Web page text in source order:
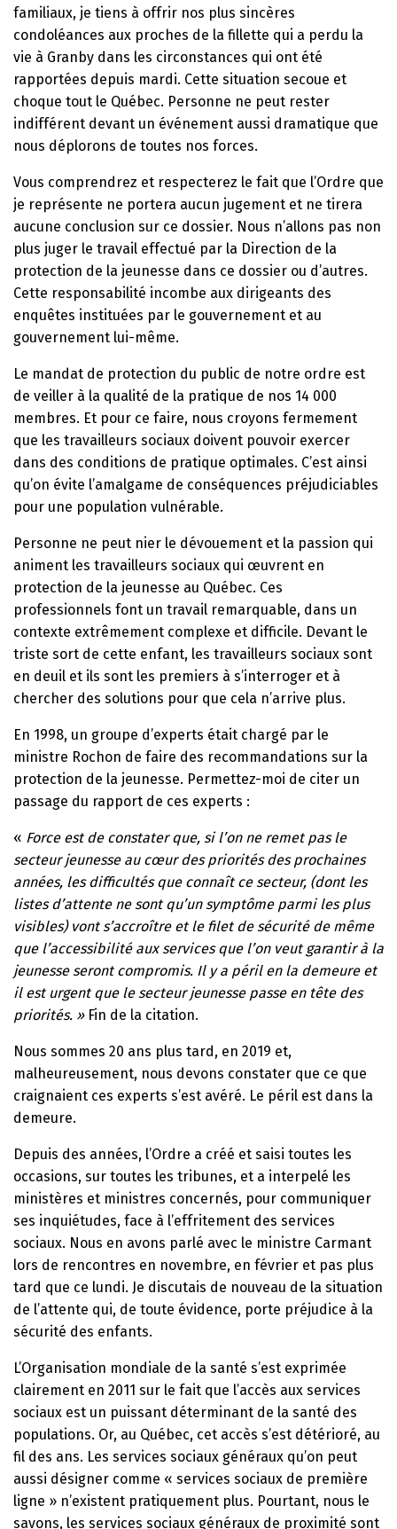
familiaux, je tiens à offrir nos plus sincères
condoléances aux proches de la fillette qui a perdu la
vie à Granby dans les circonstances qui ont été
rapportées depuis mardi. Cette situation secoue et
choque tout le Québec. Personne ne peut rester
indifférent devant un événement aussi dramatique que
nous déplorons de toutes nos forces.
Vous comprendrez et respecterez le fait que l’Ordre que
je représente ne portera aucun jugement et ne tirera
aucune conclusion sur ce dossier. Nous n’allons pas non
plus juger le travail effectué par la Direction de la
protection de la jeunesse dans ce dossier ou d’autres.
Cette responsabilité incombe aux dirigeants des
enquêtes instituées par le gouvernement et au
gouvernement lui-même.
Le mandat de protection du public de notre ordre est
de veiller à la qualité de la pratique de nos 14 000
membres. Et pour ce faire, nous croyons fermement
que les travailleurs sociaux doivent pouvoir exercer
dans des conditions de pratique optimales. C’est ainsi
qu’on évite l’amalgame de conséquences préjudiciables
pour une population vulnérable.
Personne ne peut nier le dévouement et la passion qui
animent les travailleurs sociaux qui œuvrent en
protection de la jeunesse au Québec. Ces
professionnels font un travail remarquable, dans un
contexte extrêmement complexe et difficile. Devant le
triste sort de cette enfant, les travailleurs sociaux sont
en deuil et ils sont les premiers à s’interroger et à
chercher des solutions pour que cela n’arrive plus.
En 1998, un groupe d’experts était chargé par le
ministre Rochon de faire des recommandations sur la
protection de la jeunesse. Permettez-moi de citer un
passage du rapport de ces experts :
« Force est de constater que, si l’on ne remet pas le
secteur jeunesse au cœur des priorités des prochaines
années, les difficultés que connaît ce secteur, (dont les
listes d’attente ne sont qu’un symptôme parmi les plus
visibles) vont s’accroître et le filet de sécurité de même
que l’accessibilité aux services que l’on veut garantir à la
jeunesse seront compromis. Il y a péril en la demeure et
il est urgent que le secteur jeunesse passe en tête des
priorités. »Fin de la citation.
Nous sommes 20 ans plus tard, en 2019 et,
malheureusement, nous devons constater que ce que
craignaient ces experts s’est avéré. Le péril est dans la
demeure.
Depuis des années, l’Ordre a créé et saisi toutes les
occasions, sur toutes les tribunes, et a interpelé les
ministères et ministres concernés, pour communiquer
ses inquiétudes, face à l’effritement des services
sociaux. Nous en avons parlé avec le ministre Carmant
lors de rencontres en novembre, en février et pas plus
tard que ce lundi. Je discutais de nouveau de la situation
de l’attente qui, de toute évidence, porte préjudice à la
sécurité des enfants.
L’Organisation mondiale de la santé s’est exprimée
clairement en 2011 sur le fait que l’accès aux services
sociaux est un puissant déterminant de la santé des
populations. Or, au Québec, cet accès s’est détérioré, au
fil des ans. Les services sociaux généraux qu’on peut
aussi désigner comme « services sociaux de première
ligne » n’existent pratiquement plus. Pourtant, nous le
savons, les services sociaux généraux de proximité sont